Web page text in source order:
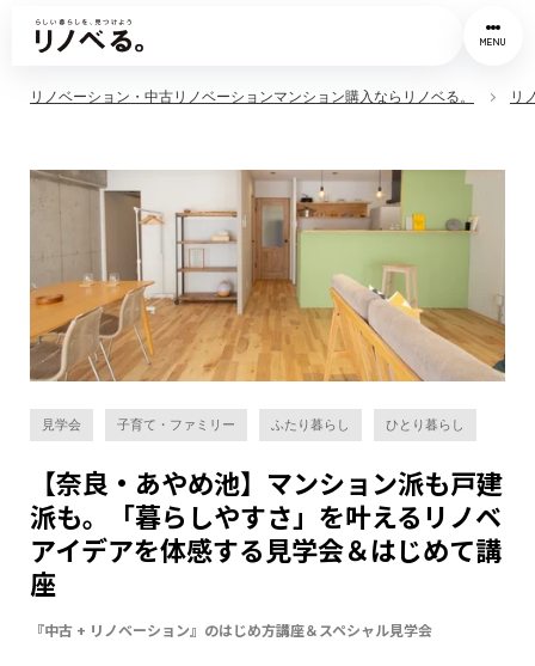
MENU
リノベーション・中古リノベーションマンション購入ならリノベる。 リ
見学会 子育て・ファミリー ふたり暮らし ひとり暮らし
【奈良・あやめ池】マンション派も戸建
派も。「暮らしやすさ」を叶えるリノベ
アイデアを体感する見学会＆はじめて講
座
『中古 + リノベーション』のはじめ方講座＆スペシャル見学会